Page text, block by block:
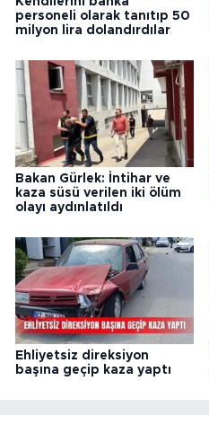
personeli olarak tanıtıp 50
milyon lira dolandırdılar
Bakan Gürlek: İntihar ve
kaza süsü verilen iki ölüm
olayı aydınlatıldı
Ehliyetsiz direksiyon
başına geçip kaza yaptı